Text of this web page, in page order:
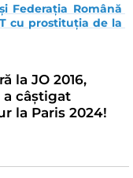
Federația Română
cu prostituția de la
la JO 2016,
a câștigat
la Paris 2024!